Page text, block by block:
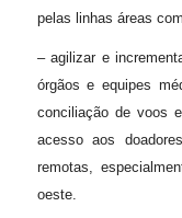
pelas linhas áreas
– agilizar e
órgãos e equipes
conciliação de voos
acesso aos
remotas,
oeste.